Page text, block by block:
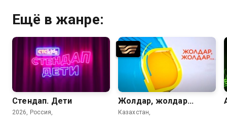
Ещё в жанре:
Стендап. Дети
2026, Россия,
Жолдар, жолдар...
Казахстан,